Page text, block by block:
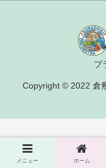
プ
Copyright © 2022 倉
メニュー ホーム